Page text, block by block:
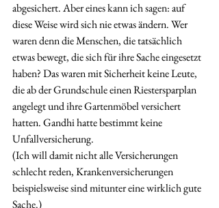
abgesichert. Aber eines kann ich sagen: auf
diese Weise wird sich nie etwas ändern. Wer
waren denn die Menschen, die tatsächlich
etwas bewegt, die sich für ihre Sache eingesetzt
haben? Das waren mit Sicherheit keine Leute,
die ab der Grundschule einen Riestersparplan
angelegt und ihre Gartenmöbel versichert
hatten. Gandhi hatte bestimmt keine
Unfallversicherung.
(Ich will damit nicht alle Versicherungen
schlecht reden, Krankenversicherungen
beispielsweise sind mitunter eine wirklich gute
Sache.)